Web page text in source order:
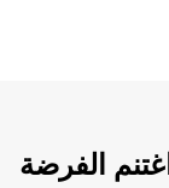
الفرضة